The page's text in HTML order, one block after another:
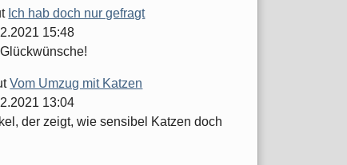
Ich hab doch nur gefragt
15:48
Vom Umzug mit Katzen
13:04
der zeigt, wie sensibel Katzen doch